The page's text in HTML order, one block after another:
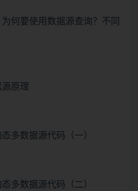
何要使用数据源查询？不同
原理
多数据源代码（一）
多数据源代码（二）